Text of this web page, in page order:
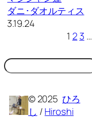
ダニ･ダオルティス
3.19.24
1 23 …
検
索
© 2025 ひろ
し /Hiroshi